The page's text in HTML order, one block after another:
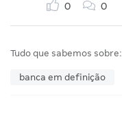
0 0
Tudo que sabemos sobre:
banca em definição